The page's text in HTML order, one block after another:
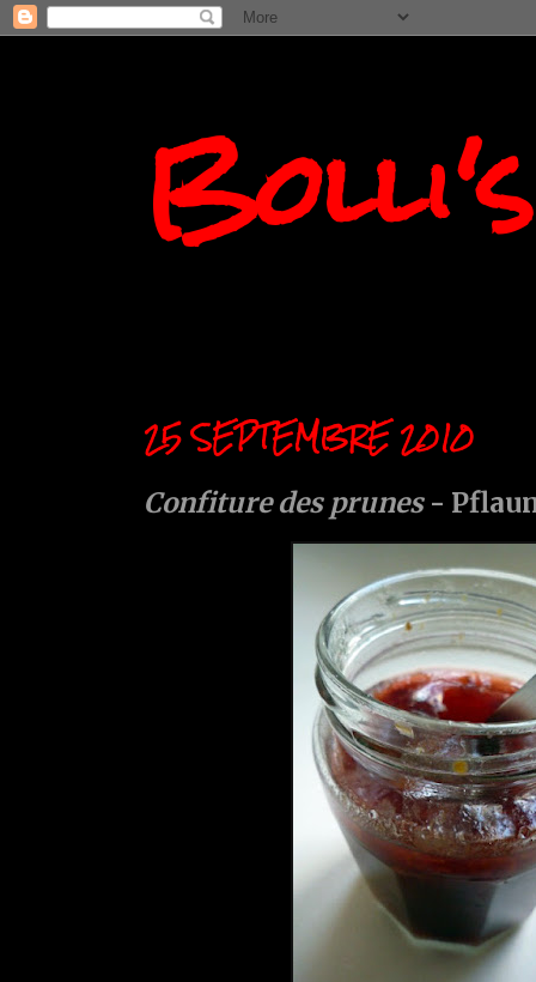
25 SEPTEMBRE 2010
Confiture des prunes -